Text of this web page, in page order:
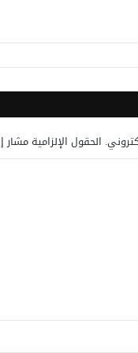
الحقول الإلزامية مشار